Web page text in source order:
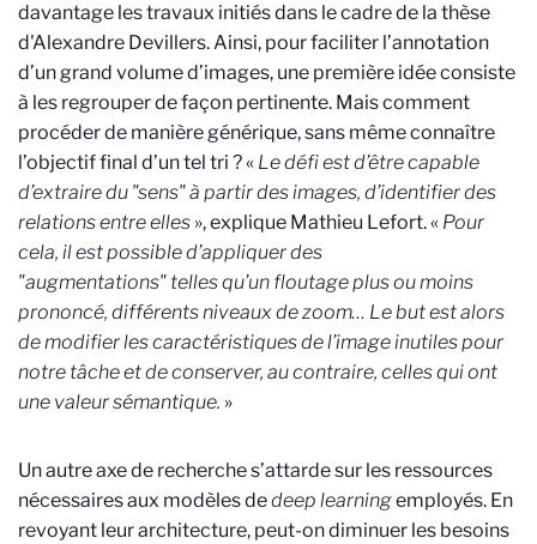
davantage les travaux initiés dans le cadre de la thèse
d'Alexandre Devillers. Ainsi, pour faciliter l’annotation
d’un grand volume d’images, une première idée consiste
à les regrouper de façon pertinente. Mais comment
procéder de manière générique, sans même connaître
l’objectif final d’un tel tri ? « Le défi est d’être capable
d’extraire du "sens" à partir des images, d’identifier des
relations entre elles », explique Mathieu Lefort. « Pour
cela, il est possible d’appliquer des
"augmentations" telles qu’un floutage plus ou moins
prononcé, différents niveaux de zoom… Le but est alors
de modifier les caractéristiques de l’image inutiles pour
notre tâche et de conserver, au contraire, celles qui ont
une valeur sémantique. »
Un autre axe de recherche s’attarde sur les ressources
nécessaires aux modèles dedeep learningemployés. En
revoyant leur architecture, peut-on diminuer les besoins